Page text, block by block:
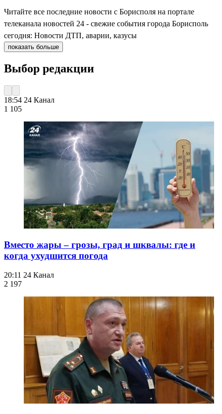
Читайте все последние новости с Борисполя на портале
телеканала новостей 24 - свежие события города Борисполь
сегодня: Новости ДТП, аварии, казусы
показать больше
Выбор редакции
18:54 24 Канал
1 105
Вместо жары – грозы, град и шквалы: где и
когда ухудшится погода
20:11 24 Канал
2 197